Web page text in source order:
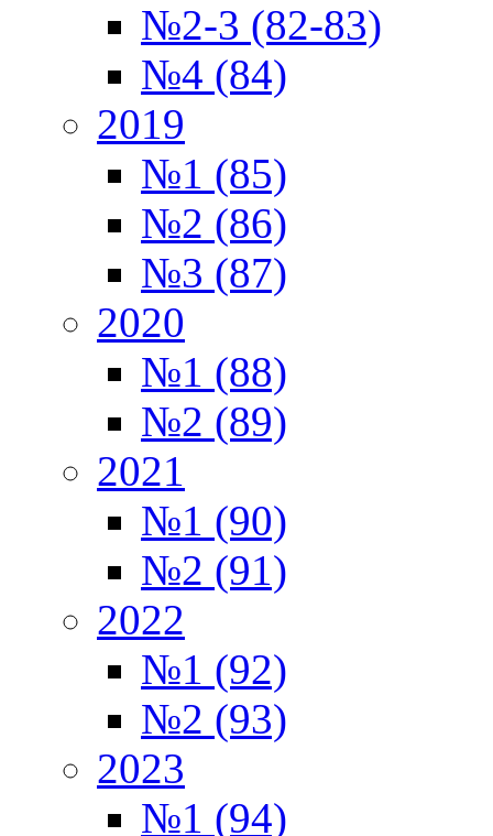
№2-3 (82-83)
№4 (84)
2019
№1 (85)
№2 (86)
№3 (87)
2020
№1 (88)
№2 (89)
2021
№1 (90)
№2 (91)
2022
№1 (92)
№2 (93)
2023
№1 (94)